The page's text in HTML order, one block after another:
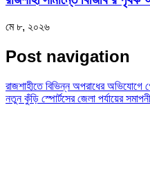
মে ৮, ২০২৬
Post navigation
রাজশাহীতে বিভিন্ন অপরাধের অভিযোগে
নতুন কুঁড়ি স্পোর্টসের জেলা পর্যায়ের